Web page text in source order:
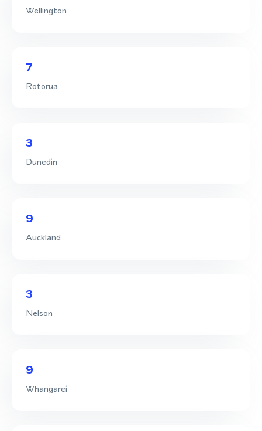
Wellington
7
Rotorua
3
Dunedin
9
Auckland
3
Nelson
9
Whangarei